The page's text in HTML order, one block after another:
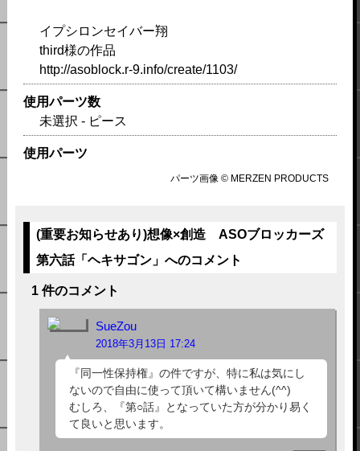
イプシロンセイバー翔
third様の作品
http://asoblock.r-9.info/create/1103/
使用パーツ数
未選択 - ピース
使用パーツ
パーツ画像 © MERZEN PRODUCTS
(重要お知らせあり)想像×創造 ASOブロッカーズ
第六話「ヘキサゴン」へのコメント
1 件のコメント
SueZou
2018年3月13日 17:24
『同一性保持権』の件ですが、特に私は気にし
ないので自由に使って頂いて構いません(^^)‌
むしろ、『第○話』となっていた方が分かり易く
て良いと思います。